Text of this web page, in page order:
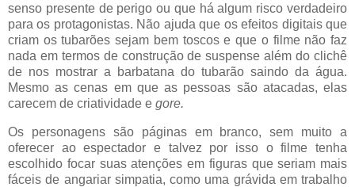
senso presente de perigo ou que há algum risco verdadeiro
para os protagonistas. Não ajuda que os efeitos digitais que
criam os tubarões sejam bem toscos e que o filme não faz
nada em termos de construção de suspense além do clichê
de nos mostrar a barbatana do tubarão saindo da água.
Mesmo as cenas em que as pessoas são atacadas, elas
carecem de criatividade e gore.
Os personagens são páginas em branco, sem muito a
oferecer ao espectador e talvez por isso o filme tenha
escolhido focar suas atenções em figuras que seriam mais
fáceis de angariar simpatia, como uma grávida em trabalho